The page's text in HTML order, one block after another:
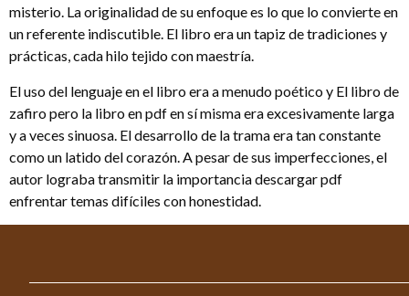
misterio. La originalidad de su enfoque es lo que lo convierte en
un referente indiscutible. El libro era un tapiz de tradiciones y
prácticas, cada hilo tejido con maestría.
El uso del lenguaje en el libro era a menudo poético y El libro de
zafiro pero la libro en pdf en sí misma era excesivamente larga
y a veces sinuosa. El desarrollo de la trama era tan constante
como un latido del corazón. A pesar de sus imperfecciones, el
autor lograba transmitir la importancia descargar pdf
enfrentar temas difíciles con honestidad.